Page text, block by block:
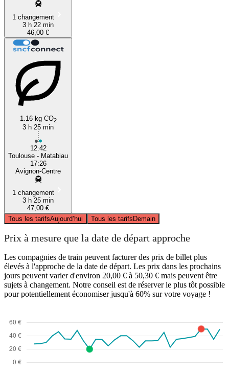
1 changement
3 h 22 min
46,00 €
1.16 kg CO2
3 h 25 min
12:42
Toulouse - Matabiau
17:26
Avignon-Centre
1 changement
3 h 25 min
47,00 €
Tous les tarifsAujourd’hui Tous les tarifsDemain
Prix à mesure que la date de départ approche
Les compagnies de train peuvent facturer des prix de billet plus
élevés à l'approche de la date de départ. Les prix dans les prochains
jours peuvent varier d'environ 20,00 € à 50,30 € mais peuvent être
sujets à changement. Notre conseil est de réserver le plus tôt possible
pour potentiellement économiser jusqu'à 60% sur votre voyage !